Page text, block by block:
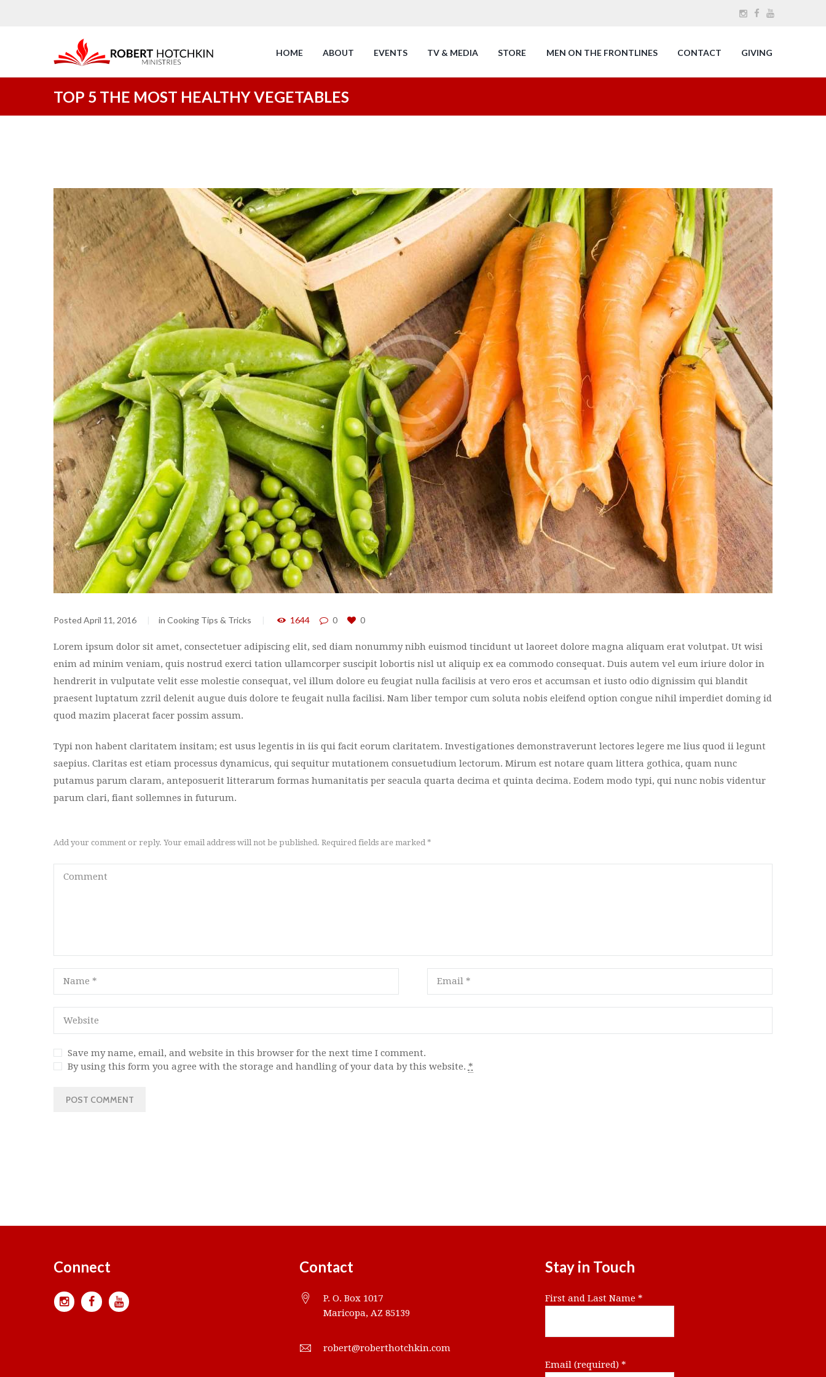
HOME ABOUT EVENTS TV & MEDIA STORE MEN ON THE FRONTLINES CONTACT GIVING
TOP 5 THE MOST HEALTHY VEGETABLES
Posted April 11, 2016 in Cooking Tips & Tricks 1644 0 0
Lorem ipsum dolor sit amet, consectetuer adipiscing elit, sed diam nonummy nibh euismod tincidunt ut laoreet dolore magna aliquam erat volutpat. Ut wisi
enim ad minim veniam, quis nostrud exerci tation ullamcorper suscipit lobortis nisl ut aliquip ex ea commodo consequat. Duis autem vel eum iriure dolor in
hendrerit in vulputate velit esse molestie consequat, vel illum dolore eu feugiat nulla facilisis at vero eros et accumsan et iusto odio dignissim qui blandit
praesent luptatum zzril delenit augue duis dolore te feugait nulla facilisi. Nam liber tempor cum soluta nobis eleifend option congue nihil imperdiet doming id
quod mazim placerat facer possim assum.
Typi non habent claritatem insitam; est usus legentis in iis qui facit eorum claritatem. Investigationes demonstraverunt lectores legere me lius quod ii legunt
saepius. Claritas est etiam processus dynamicus, qui sequitur mutationem consuetudium lectorum. Mirum est notare quam littera gothica, quam nunc
putamus parum claram, anteposuerit litterarum formas humanitatis per seacula quarta decima et quinta decima. Eodem modo typi, qui nunc nobis videntur
parum clari, fiant sollemnes in futurum.
Add your comment or reply. Your email address will not be published. Required fields are marked *
Save my name, email, and website in this browser for the next time I comment.
By using this form you agree with the storage and handling of your data by this website. *
Connect Contact
P. O. Box 1017
Maricopa, AZ 85139
robert@roberthotchkin.com
Stay in Touch
First and Last Name *
Email (required) *